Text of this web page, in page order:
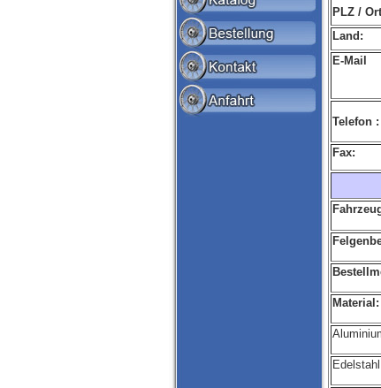
PLZ /
Land:
E-Mail
Telefon :
Fax:
Material: